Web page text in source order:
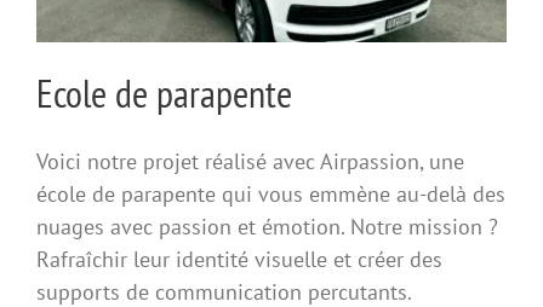
Ecole de parapente
Voici notre projet réalisé avec Airpassion, une
école de parapente qui vous emmène au-delà des
nuages avec passion et émotion. Notre mission ?
Rafraîchir leur identité visuelle et créer des
supports de communication percutants.